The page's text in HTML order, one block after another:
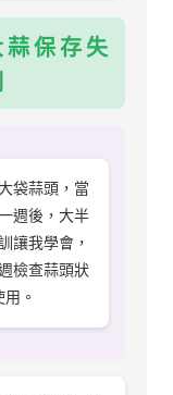
保存失
袋蒜頭，當
週後，大半
讓我學會，
檢查蒜頭狀
。